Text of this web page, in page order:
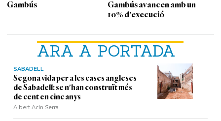
ARA A PORTADA
SABADELL
Segona vida per a les cases angleses
de Sabadell: se n'han construït més
de cent en cinc anys
Albert Acín Serra
Gambús
Gambús avancen amb un
10% d'execució